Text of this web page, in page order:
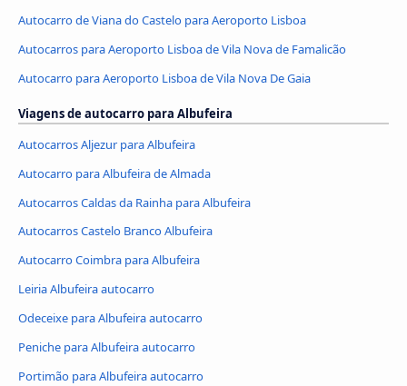
Autocarro de Viana do Castelo para Aeroporto Lisboa
Autocarros para Aeroporto Lisboa de Vila Nova de Famalicão
Autocarro para Aeroporto Lisboa de Vila Nova De Gaia
Viagens de autocarro para Albufeira
Autocarros Aljezur para Albufeira
Autocarro para Albufeira de Almada
Autocarros Caldas da Rainha para Albufeira
Autocarros Castelo Branco Albufeira
Autocarro Coimbra para Albufeira
Leiria Albufeira autocarro
Odeceixe para Albufeira autocarro
Peniche para Albufeira autocarro
Portimão para Albufeira autocarro